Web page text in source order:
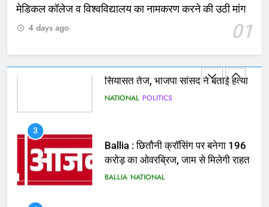
मेडिकल कॉलेज व विश्वविद्यालय का नामकरण करने की उठी मांग
01
4 days ago
2
भरत तिवारी एनकाउंटर मामले को लेकर
सियासत तेज, भाजपा सांसद ने बताई हत्या
NATIONAL POLITICS
Ballia : छितौनी क्रॉसिंग पर बनेगा 196
4
Ballia : कटहल नाला सुंदरीकरण, बलिया